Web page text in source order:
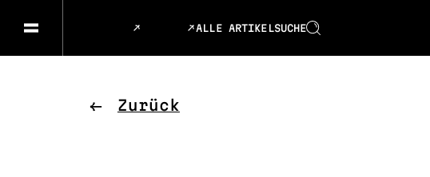
ALLE ARTIKELSUCHE
MUSIK & TANZ
Zurück